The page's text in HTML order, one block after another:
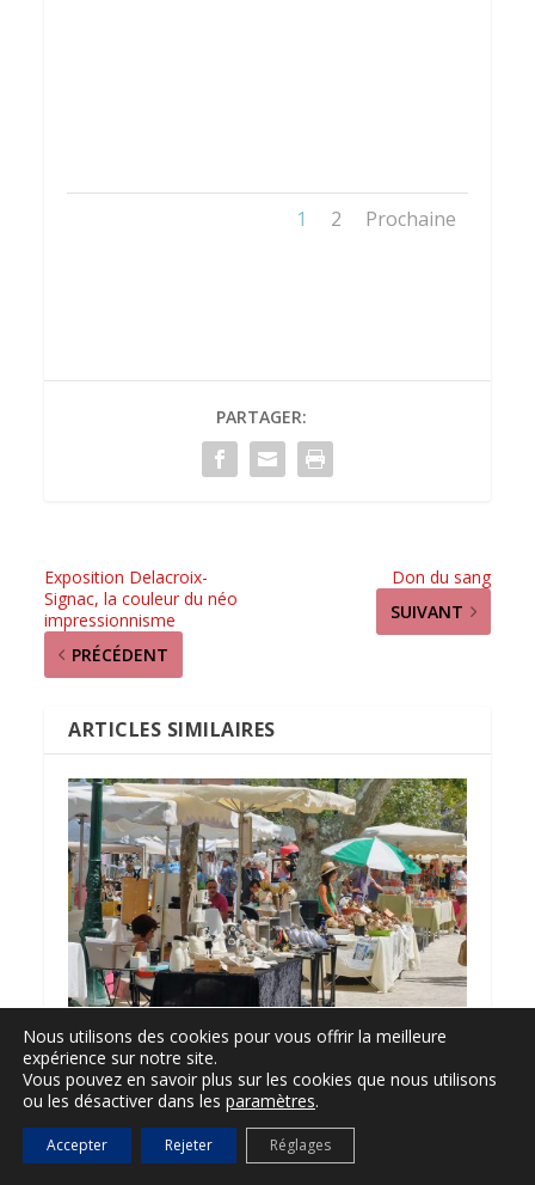
1 2 Prochaine
PARTAGER:
Exposition Delacroix-
Signac, la couleur du néo
impressionnisme
PRÉCÉDENT
Don du sang
SUIVANT
ARTICLES SIMILAIRES
Foire Sainte-Anne
23 juillet 2016
Nous utilisons des cookies pour vous offrir la meilleure
expérience sur notre site.
Vous pouvez en savoir plus sur les cookies que nous utilisons
ou les désactiver dans les paramètres.
Accepter Rejeter Réglages